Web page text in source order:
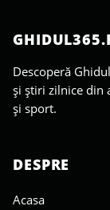
Descoperă
și știri zilnice din
și sport.
DESPRE
Acasa